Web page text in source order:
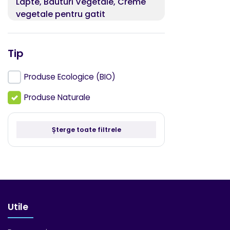
vegetale pentru gatit
Miere, Produse apicole
Musli, Fulgi din cereale
Mustar, Ketchup, Maioneza
Nutritie pentru sportivi
Orez, Cereale si Seminte pentru
germinat
Paine, Produse panificatie,
Paste fainoase
Tip
Produse Ecologice (BIO)
Produse Naturale
Șterge toate filtrele
Utile